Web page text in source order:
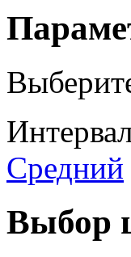
Средний
Выбор